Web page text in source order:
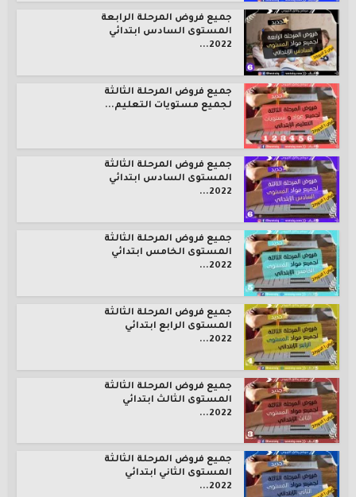
جميع فروض المرحلة الرابعة
المستوى السادس ابتدائي
2022...
جميع فروض المرحلة الثالثة
لجميع مستويات التعليم...
جميع فروض المرحلة الثالثة
المستوى السادس ابتدائي
2022...
جميع فروض المرحلة الثالثة
المستوى الخامس ابتدائي
2022...
جميع فروض المرحلة الثالثة
المستوى الرابع ابتدائي
2022...
جميع فروض المرحلة الثالثة
المستوى الثالث ابتدائي
2022...
جميع فروض المرحلة الثالثة
المستوى الثاني ابتدائي
2022...